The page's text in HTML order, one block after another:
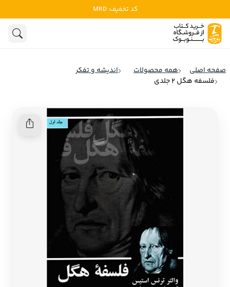
کد تخفیف: MRD
ادبیات
روانشناسی
تاریخ و سیاست
ادبیات فرانسه
ادبیات ایتالیا
ادبیات روسیه
ادبیات آمریکای لاتین
ادبیات آلمان
ادبیات ترکیه
ادبیات آسیا
سایر کشورهای اروپا
داستان کوتاه
صفحه اصلی همه محصولات
اندیشه و تفکر
فلسفه هگل 2 جلدی